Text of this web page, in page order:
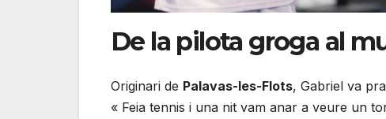
De la pilota groga al
Originari de Palavas-les-Flots, Gabriel va
« Feia tennis i una nit vam anar a veure un